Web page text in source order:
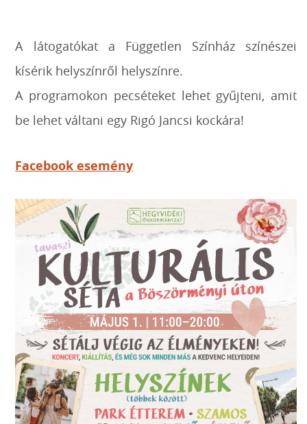
A látogatókat a
Független Színház színészei
kísérik helyszínről helyszínre.
A programokon pecséteket lehet gyűjteni, amit
be lehet váltani egy Rigó Jancsi kockára!
Facebook esemény